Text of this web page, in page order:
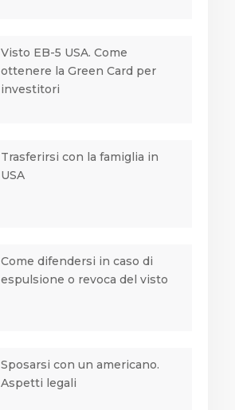
Visto EB-5 USA. Come
ottenere la Green Card per
investitori
Trasferirsi con la famiglia in
USA
Come difendersi in caso di
espulsione o revoca del visto
Sposarsi con un americano.
Aspetti legali